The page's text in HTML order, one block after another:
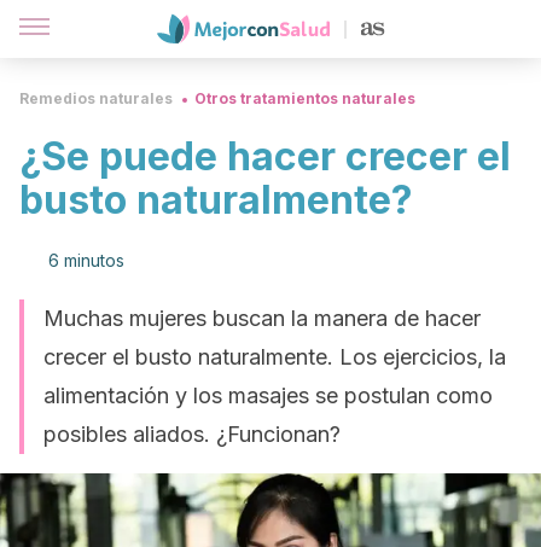
Remedios naturales Otros tratamientos naturales
¿Se puede hacer crecer el
busto naturalmente?
6 minutos
Muchas mujeres buscan la manera de hacer
crecer el busto naturalmente. Los ejercicios, la
alimentación y los masajes se postulan como
posibles aliados. ¿Funcionan?